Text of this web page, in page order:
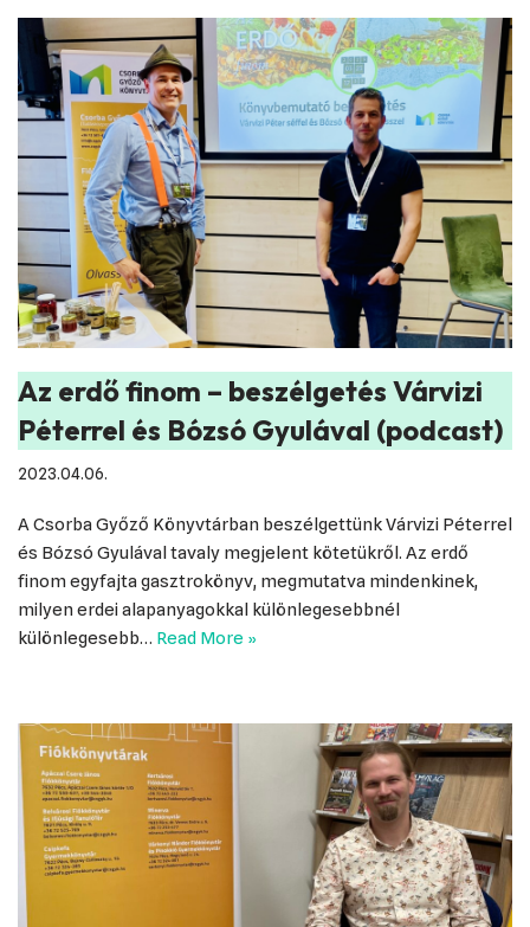
Az erdő finom – beszélgetés Várvizi
Péterrel és Bózsó Gyulával (podcast)
2023.04.06.
A Csorba Győző Könyvtárban beszélgettünk Várvizi Péterrel
és Bózsó Gyulával tavaly megjelent kötetükről. Az erdő
finom egyfajta gasztrokönyv, megmutatva mindenkinek,
milyen erdei alapanyagokkal különlegesebbnél
különlegesebb… Read More »